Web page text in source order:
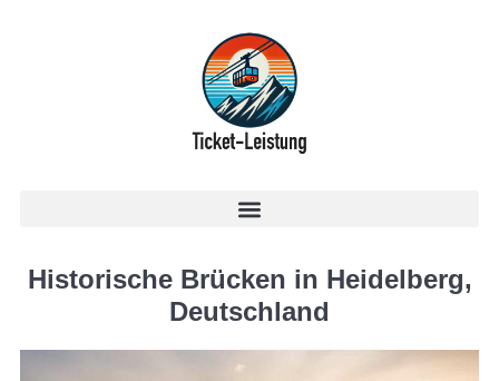
Historische Brücken in Heidelberg,
Deutschland